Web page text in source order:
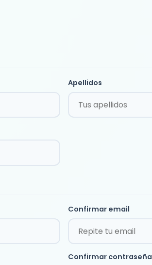
Apellidos
Confirmar email
Confirmar contraseña